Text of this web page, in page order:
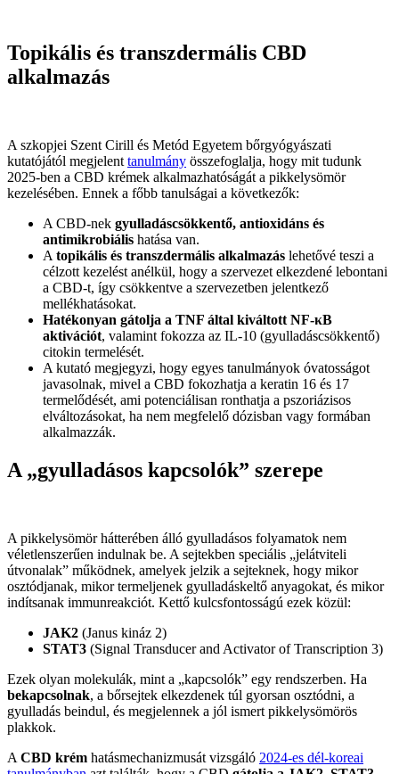
Topikális és transzdermális CBD
alkalmazás
A szkopjei Szent Cirill és Metód Egyetem bőrgyógyászati
kutatójától megjelent tanulmány összefoglalja, hogy mit tudunk
2025-ben a CBD krémek alkalmazhatóságát a pikkelysömör
kezelésében. Ennek a főbb tanulságai a következők:
A CBD-nek gyulladáscsökkentő, antioxidáns és
antimikrobiális hatása van.
A topikális és transzdermális alkalmazás lehetővé teszi a
célzott kezelést anélkül, hogy a szervezet elkezdené lebontani
a CBD-t, így csökkentve a szervezetben jelentkező
mellékhatásokat.
Hatékonyan gátolja a TNF által kiváltott NF-κB
aktivációt, valamint fokozza az IL-10 (gyulladáscsökkentő)
citokin termelését.
A kutató megjegyzi, hogy egyes tanulmányok óvatosságot
javasolnak, mivel a CBD fokozhatja a keratin 16 és 17
termelődését, ami potenciálisan ronthatja a pszoriázisos
elváltozásokat, ha nem megfelelő dózisban vagy formában
alkalmazzák.
A „gyulladásos kapcsolók” szerepe
A pikkelysömör hátterében álló gyulladásos folyamatok nem
véletlenszerűen indulnak be. A sejtekben speciális „jelátviteli
útvonalak” működnek, amelyek jelzik a sejteknek, hogy mikor
osztódjanak, mikor termeljenek gyulladáskeltő anyagokat, és mikor
indítsanak immunreakciót. Kettő kulcsfontosságú ezek közül:
JAK2 (Janus kináz 2)
STAT3 (Signal Transducer and Activator of Transcription 3)
Ezek olyan molekulák, mint a „kapcsolók” egy rendszerben. Ha
bekapcsolnak, a bőrsejtek elkezdenek túl gyorsan osztódni, a
gyulladás beindul, és megjelennek a jól ismert pikkelysömörös
plakkok.
A CBD krém hatásmechanizmusát vizsgáló 2024-es dél-koreai